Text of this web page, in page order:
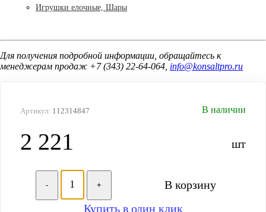
Игрушки елочные, Шары
Для получения подробной информации, обращайтесь к
менеджерам продаж +7 (343) 22-64-064, info@konsaltpro.ru
Артикул: 112314847 В наличии
2 221 шт
- +
В корзину
Купить в один клик